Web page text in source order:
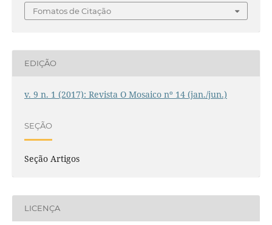
Fomatos de Citação
EDIÇÃO
v. 9 n. 1 (2017): Revista O Mosaico nº 14 (jan./jun.)
SEÇÃO
Seção Artigos
LICENÇA